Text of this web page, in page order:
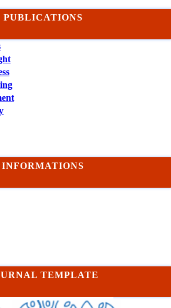
PUBLICATIONS
INFORMATIONS
TEMPLATE